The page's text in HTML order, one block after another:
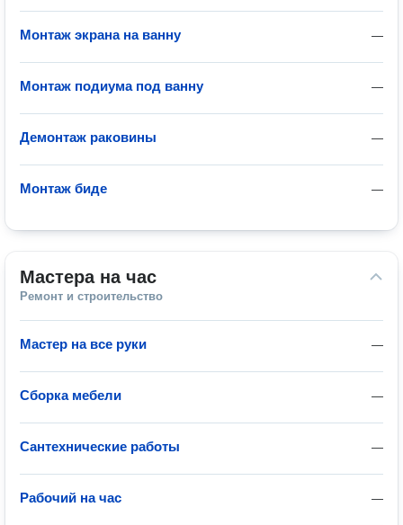
—
Монтаж экрана на ванну
—
Монтаж подиума под ванну
—
Демонтаж раковины
—
Монтаж биде
Мастера на час
Ремонт и строительство
—
Мастер на все руки
—
Сборка мебели
—
Сантехнические работы
—
Рабочий на час